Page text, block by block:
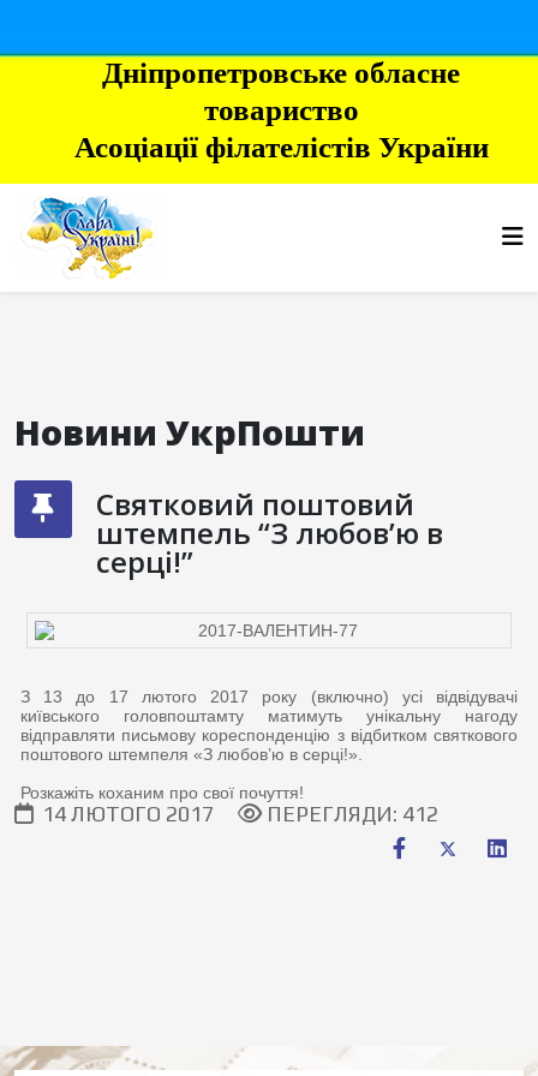
Дніпропетровське обласне
товариство
Асоціації філателістів України
Новини УкрПошти
Святковий поштовий
штемпель “З любов’ю в
серці!”
З 13 до 17 лютого 2017 року (включно) усі відвідувачі
київського головпоштамту матимуть унікальну нагоду
відправляти письмову кореспонденцію з відбитком святкового
поштового штемпеля «З любов’ю в серці!».
Розкажіть коханим про свої почуття!
14 ЛЮТОГО 2017 ПЕРЕГЛЯДИ: 412